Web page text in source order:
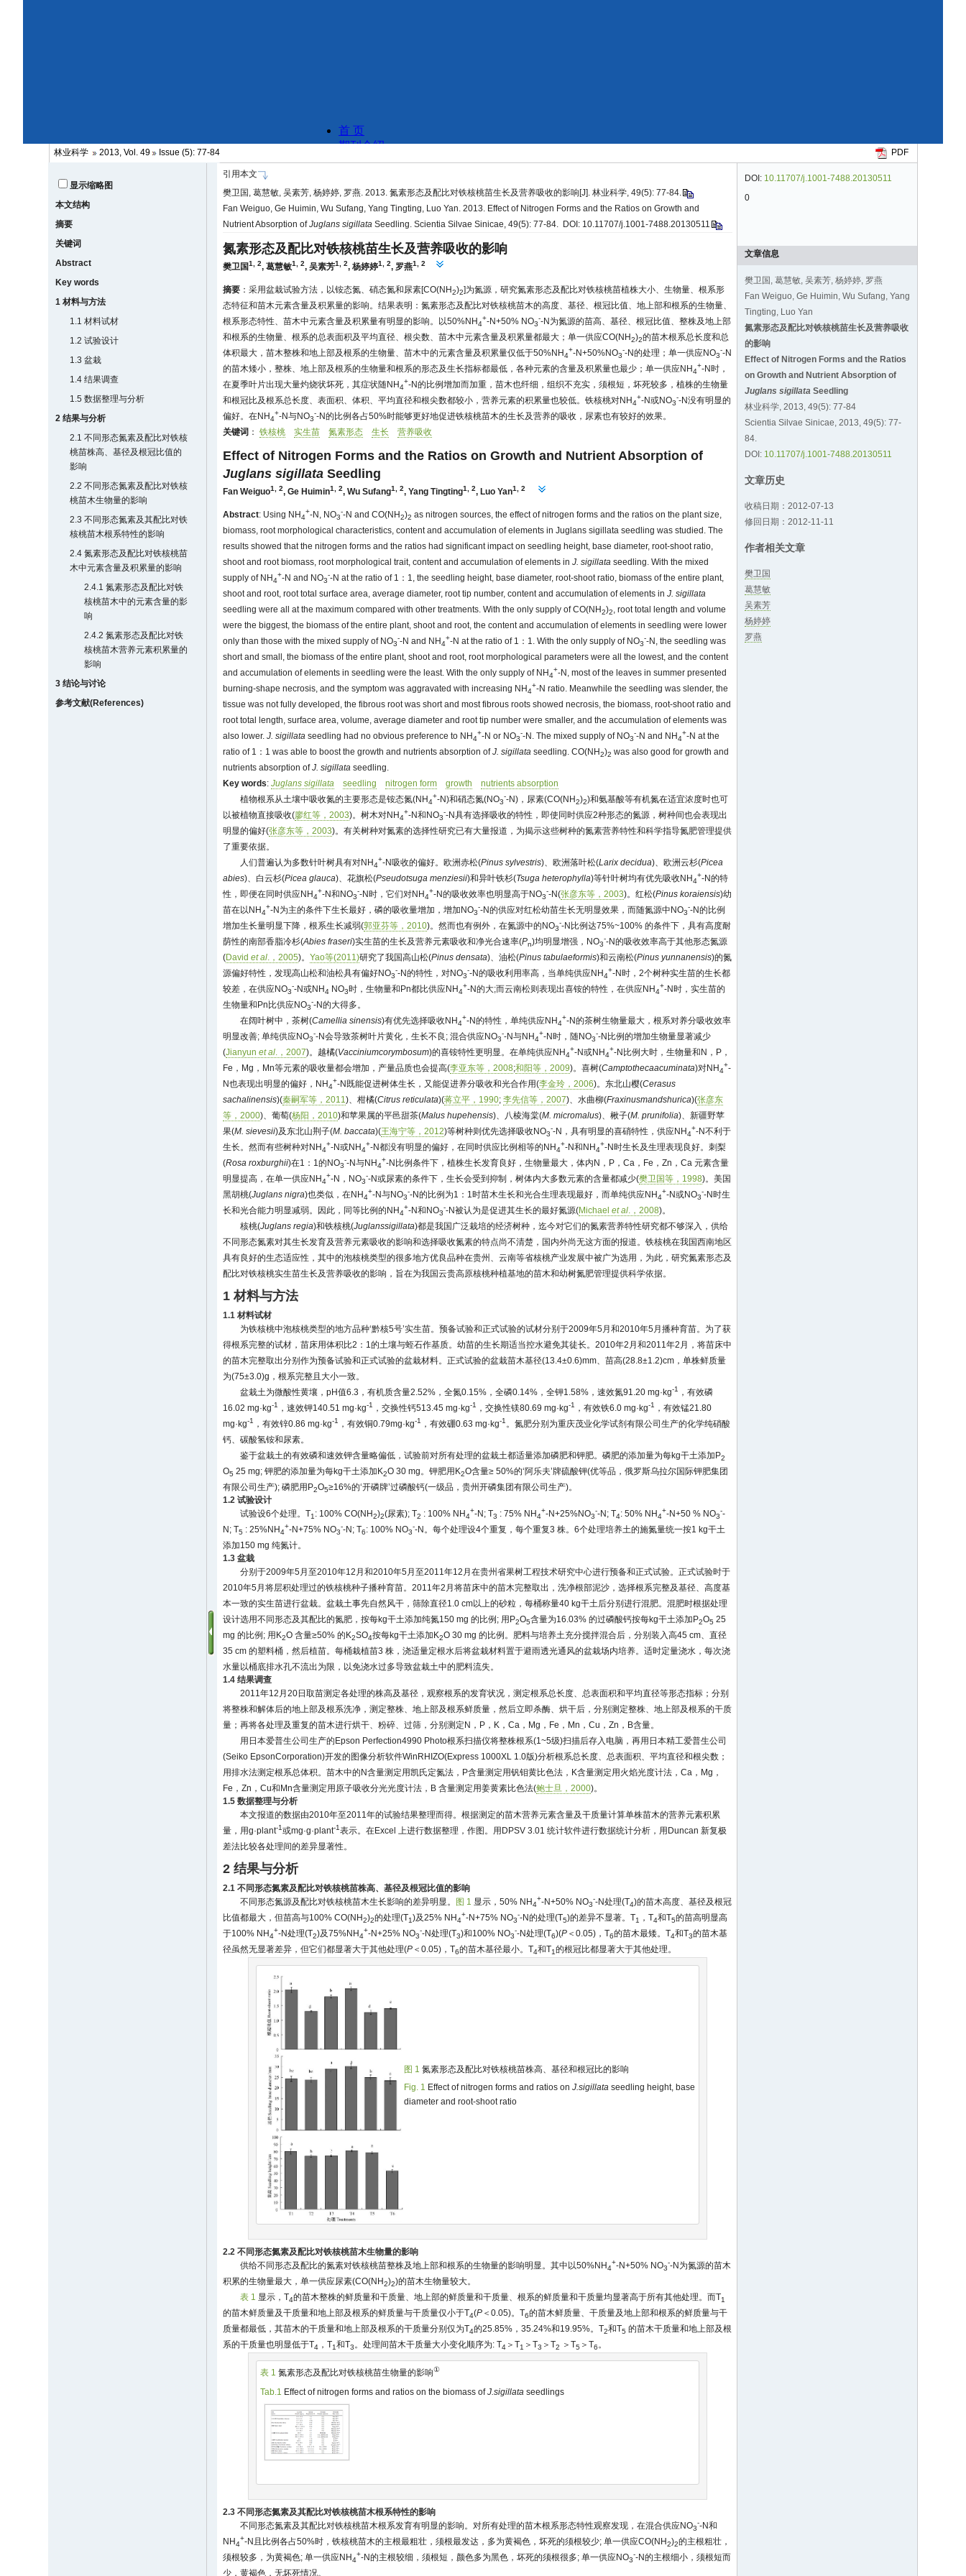
林业科学 2013, Vol. 49 Issue (5): 77-84 PDF
显示缩略图
本文结构
摘要
关键词
Abstract
Key words
1 材料与方法
1.1 材料试材
1.2 试验设计
1.3 盆栽
1.4 结果调查
1.5 数据整理与分析
2 结果与分析
2.1 不同形态氮素及配比对铁核
桃苗株高、基径及根冠比值的
影响
2.2 不同形态氮素及配比对铁核
桃苗木生物量的影响
2.3 不同形态氮素及其配比对铁
核桃苗木根系特性的影响
2.4 氮素形态及配比对铁核桃苗
木中元素含量及积累量的影响
2.4.1 氮素形态及配比对铁
核桃苗木中的元素含量的影
响
2.4.2 氮素形态及配比对铁
核桃苗木营养元素积累量的
影响
3 结论与讨论
参考文献(References)
DOI: 10.11707/j.1001-7488.20130511
0
文章信息
樊卫国, 葛慧敏, 吴素芳, 杨婷婷, 罗燕
Fan Weiguo, Ge Huimin, Wu Sufang, Yang
Tingting, Luo Yan
氮素形态及配比对铁核桃苗生长及营养吸收
的影响
Effect of Nitrogen Forms and the Ratios
on Growth and Nutrient Absorption of
Juglans sigillataSeedling
林业科学, 2013, 49(5): 77-84
Scientia Silvae Sinicae, 2013, 49(5): 77-
84.
DOI: 10.11707/j.1001-7488.20130511
文章历史
收稿日期：2012-07-13
修回日期：2012-11-11
作者相关文章
樊卫国
葛慧敏
吴素芳
杨婷婷
罗燕
引用本文
樊卫国, 葛慧敏, 吴素芳, 杨婷婷, 罗燕. 2013. 氮素形态及配比对铁核桃苗生长及营养吸收的影响[J]. 林业科学, 49(5): 77-84.
Fan Weiguo, Ge Huimin, Wu Sufang, Yang Tingting, Luo Yan. 2013. Effect of Nitrogen Forms and the Ratios on Growth and
Nutrient Absorption ofJuglans sigillata Seedling. Scientia Silvae Sinicae, 49(5): 77-84. DOI: 10.11707/j.1001-7488.20130511
氮素形态及配比对铁核桃苗生长及营养吸收的影响
樊卫国1, 2,葛慧敏1, 2,吴素芳1, 2,杨婷婷1, 2, 罗燕1, 2
摘要 ：采用盆栽试验方法，以铵态氮、硝态氮和尿素[CO(NH2)2]为氮源，研究氮素形态及配比对铁核桃苗植株大小、生物量、根系形
态特征和苗木元素含量及积累量的影响。结果表明：氮素形态及配比对铁核桃苗木的高度、基径、根冠比值、地上部和根系的生物量、
根系形态特性、苗木中元素含量及积累量有明显的影响。以50%NH 4
+-N+50% NO3
--N为氮源的苗高、基径、根冠比值、整株及地上部
和根系的生物量、根系的总表面积及平均直径、根尖数、苗木中元素含量及积累量都最大；单一供应CO(NH2)2的苗木根系总长度和总
体积最大，苗木整株和地上部及根系的生物量、苗木中的元素含量及积累量仅低于50%NH 4
+-N+50%NO3
--N的处理；单一供应NO3
--N
的苗木矮小，整株、地上部及根系的生物量和根系的形态及生长指标都最低，各种元素的含量及积累量也最少；单一供应NH 4
+-N时，
在夏季叶片出现大量灼烧状坏死，其症状随NH 4
+-N的比例增加而加重，苗木也纤细，组织不充实，须根短，坏死较多，植株的生物量
和根冠比及根系总长度、表面积、体积、平均直径和根尖数都较小，营养元素的积累量也较低。铁核桃对NH 4
+-N或NO3
--N没有明显的
偏好。在NH 4
+-N与NO3
--N的比例各占50%时能够更好地促进铁核桃苗木的生长及营养的吸收，尿素也有较好的效果。
关键词 ：铁核桃 实生苗 氮素形态 生长 营养吸收
Effect of Nitrogen Forms and the Ratios on Growth and Nutrient Absorption of
Juglans sigillata Seedling
Fan Weiguo1, 2,Ge Huimin1, 2,Wu Sufang1, 2,Yang Tingting1, 2, Luo Yan1, 2
Abstract: Using NH 4
+-N, NO3
--N and CO(NH2)2 as nitrogen sources, the effect of nitrogen forms and the ratios on the plant size,
biomass, root morphological characteristics, content and accumulation of elements in Juglans sigillata seedling was studied. The
results showed that the nitrogen forms and the ratios had significant impact on seedling height, base diameter, root-shoot ratio,
shoot and root biomass, root morphological trait, content and accumulation of elements inJ. sigillata seedling. With the mixed
supply of NH 4
+-N and NO3
--N at the ratio of 1：1, the seedling height, base diameter, root-shoot ratio, biomass of the entire plant,
shoot and root, root total surface area, average diameter, root tip number, content and accumulation of elements inJ. sigillata
seedling were all at the maximum compared with other treatments. With the only supply of CO(NH2)2, root total length and volume
were the biggest, the biomass of the entire plant, shoot and root, the content and accumulation of elements in seedling were lower
only than those with the mixed supply of NO3
--N and NH 4
+-N at the ratio of 1：1. With the only supply of NO3
--N, the seedling was
short and small, the biomass of the entire plant, shoot and root, root morphological parameters were all the lowest, and the content
and accumulation of elements in seedling were the least. With the only supply of NH 4
+-N, most of the leaves in summer presented
burning-shape necrosis, and the symptom was aggravated with increasing NH 4
+-N ratio. Meanwhile the seedling was slender, the
tissue was not fully developed, the fibrous root was short and most fibrous roots showed necrosis, the biomass, root-shoot ratio and
root total length, surface area, volume, average diameter and root tip number were smaller, and the accumulation of elements was
also lower.J. sigillata seedling had no obvious preference to NH 4
+-N or NO3
--N. The mixed supply of NO3
--N and NH 4
+-N at the
ratio of 1：1 was able to boost the growth and nutrients absorption ofJ. sigillata seedling. CO(NH2)2 was also good for growth and
nutrients absorption ofJ. sigillata seedling.
Key words:Juglans sigillata seedling nitrogen form growth
nutrients absorption
植物根系从土壤中吸收氮的主要形态是铵态氮(NH 4
+-N)和硝态氮(NO3
--N)，尿素(CO(NH2)2)和氨基酸等有机氮在适宜浓度时也可
以被植物直接吸收(廖红等，2003)。树木对NH 4
+-N和NO3
--N具有选择吸收的特性，即使同时供应2种形态的氮源，树种间也会表现出
明显的偏好(张彦东等，2003)。有关树种对氮素的选择性研究已有大量报道，为揭示这些树种的氮素营养特性和科学指导氮肥管理提供
了重要依据。
人们普遍认为多数针叶树具有对NH 4
+-N吸收的偏好。欧洲赤松(Pinus sylvestris)、欧洲落叶松(Larix decidua)、欧洲云杉(Picea
abies)、白云杉(Picea glauca)、花旗松(Pseudotsuga menziesii)和异叶铁杉(Tsuga heterophylla)等针叶树均有优先吸收NH 4
+-N的特
性，即便在同时供应NH 4
+-N和NO3
--N时，它们对NH 4
+-N的吸收效率也明显高于NO3
--N(张彦东等，2003)。红松(Pinus koraiensis)幼
苗在以NH 4
+-N为主的条件下生长最好，磷的吸收量增加，增加NO3
--N的供应对红松幼苗生长无明显效果，而随氮源中NO3
--N的比例
增加生长量明显下降，根系生长减弱(郭亚芬等，2010)。然而也有例外，在氮源中的NO3
--N比例达75%~100% 的条件下，具有高度耐
荫性的南部香脂冷杉(Abies fraseri)实生苗的生长及营养元素吸收和净光合速率(Pn)均明显增强，NO3
--N的吸收效率高于其他形态氮源
(Davidet al.，2005)。Yao等(2011)研究了我国高山松(Pinus densata)、油松(Pinus tabulaeformis)和云南松(Pinus yunnanensis)的氮
源偏好特性，发现高山松和油松具有偏好NO3
--N的特性，对NO3
--N的吸收利用率高，当单纯供应NH 4
+-N时，2个树种实生苗的生长都
较差，在供应NO3
--N或NH 4 NO3时，生物量和Pn都比供应NH 4
+-N的大;而云南松则表现出喜铵的特性，在供应NH 4
+-N时，实生苗的
生物量和Pn比供应NO3
--N的大得多。
在阔叶树中，茶树(Camellia sinensis)有优先选择吸收NH 4
+-N的特性，单纯供应NH 4
+-N的茶树生物量最大，根系对养分吸收效率
明显改善; 单纯供应NO3
--N会导致茶树叶片黄化，生长不良; 混合供应NO3
--N与NH 4
+-N时，随NO3
--N比例的增加生物量显著减少
(Jianyunet al.，2007)。越橘(Vacciniumcorymbosum)的喜铵特性更明显。在单纯供应NH 4
+-N或NH 4
+-N比例大时，生物量和N，P，
Fe，Mg，Mn等元素的吸收量都会增加，产量品质也会提高(李亚东等，2008;和阳等，2009)。喜树(Camptothecaacuminata)对NH 4
+-
N也表现出明显的偏好，NH 4
+-N既能促进树体生长，又能促进养分吸收和光合作用(李金玲，2006)。东北山樱(Cerasus
sachalinensis)(秦嗣军等，2011)、柑橘(Citrus reticulata)(蒋立平，1990;李先信等，2007)、水曲柳(Fraxinusmandshurica)(张彦东
等，2000)、葡萄(杨阳，2010)和苹果属的平邑甜茶(Malus hupehensis)、八棱海棠(M. micromalus)、楸子(M. prunifolia)、新疆野苹
果(M. sievesii)及东北山荆子(M. baccata)(王海宁等，2012)等树种则优先选择吸收NO3
--N，具有明显的喜硝特性，供应NH 4
+-N不利于
生长。然而有些树种对NH 4
+-N或NH 4
+-N都没有明显的偏好，在同时供应比例相等的NH 4
+-N和NH 4
+-N时生长及生理表现良好。刺梨
(Rosa roxburghii)在1：1的NO3
--N与NH 4
+-N比例条件下，植株生长发育良好，生物量最大，体内N，P，Ca，Fe，Zn，Ca 元素含量
明显提高，在单一供应NH 4
+-N，NO3
--N或尿素的条件下，生长会受到抑制，树体内大多数元素的含量都减少(樊卫国等，1998)。美国
黑胡桃(Juglans nigra)也类似，在NH 4
+-N与NO3
--N的比例为1：1时苗木生长和光合生理表现最好，而单纯供应NH 4
+-N或NO3
--N时生
长和光合能力明显减弱。因此，同等比例的NH 4
+-N和NO3
--N被认为是促进其生长的最好氮源(Michaelet al.，2008)。
核桃(Juglans regia)和铁核桃(Juglanssigillata)都是我国广泛栽培的经济树种，迄今对它们的氮素营养特性研究都不够深入，供给
不同形态氮素对其生长发育及营养元素吸收的影响和选择吸收氮素的特点尚不清楚，国内外尚无这方面的报道。铁核桃在我国西南地区
具有良好的生态适应性，其中的泡核桃类型的很多地方优良品种在贵州、云南等省核桃产业发展中被广为选用，为此，研究氮素形态及
配比对铁核桃实生苗生长及营养吸收的影响，旨在为我国云贵高原核桃种植基地的苗木和幼树氮肥管理提供科学依据。
1 材料与方法
1.1 材料试材
为铁核桃中泡核桃类型的地方品种‘黔核5号’实生苗。预备试验和正式试验的试材分别于2009年5月和2010年5月播种育苗。为了获
得根系完整的试材，苗床用体积比2：1的土壤与蛭石作基质。幼苗的生长期适当控水避免其徒长。2010年2月和2011年2月，将苗床中
的苗木完整取出分别作为预备试验和正式试验的盆栽材料。正式试验的盆栽苗木基径(13.4±0.6)mm、苗高(28.8±1.2)cm，单株鲜质量
为(75±3.0)g，根系完整且大小一致。
盆栽土为微酸性黄壤，pH值6.3，有机质含量2.52%，全氮0.15%，全磷0.14%，全钾1.58%，速效氮91.20 mg·kg-1
，有效磷
16.02 mg·kg-1 ，速效钾140.51 mg·kg-1 ，交换性钙513.45 mg·kg-1 ，交换性镁80.69 mg·kg-1 ，有效铁6.0 mg·kg-1
，有效锰21.80
mg·kg-1 ，有效锌0.86 mg·kg-1 ，有效铜0.79mg·kg-1 ，有效硼0.63 mg·kg-1 。氮肥分别为重庆茂业化学试剂有限公司生产的化学纯硝酸
钙、碳酸氢铵和尿素。
鉴于盆栽土的有效磷和速效钾含量略偏低，试验前对所有处理的盆栽土都适量添加磷肥和钾肥。磷肥的添加量为每kg干土添加P2
O5 25 mg; 钾肥的添加量为每kg干土添加K2O 30 mg。钾肥用K2O含量≥ 50%的‘阿乐夫’牌硫酸钾(优等品，俄罗斯乌拉尔国际钾肥集团
有限公司生产); 磷肥用P2O5≥16%的‘开磷牌’过磷酸钙(一级品，贵州开磷集团有限公司生产)。
1.2 试验设计
试验设6个处理。T1: 100% CO(NH2)2(尿素); T2 : 100% NH 4
+-N; T3 : 75% NH 4
+-N+25%NO3
--N; T4: 50% NH 4
+-N+50 % NO3
--
N; T5 : 25%NH 4
+-N+75% NO3
--N; T6: 100% NO3
--N。每个处理设4个重复，每个重复3 株。6个处理培养土的施氮量统一按1 kg干土
添加150 mg 纯氮计。
1.3 盆栽
分别于2009年5月至2010年12月和2010年5月至2011年12月在贵州省果树工程技术研究中心进行预备和正式试验。正式试验时于
2010年5月将层积处理过的铁核桃种子播种育苗。2011年2月将苗床中的苗木完整取出，洗净根部泥沙，选择根系完整及基径、高度基
本一致的实生苗进行盆栽。盆栽土事先自然风干，筛除直径1.0 cm以上的砂粒，每桶称量40 kg干土后分别进行混肥。混肥时根据处理
设计选用不同形态及其配比的氮肥，按每kg干土添加纯氮150 mg 的比例; 用P2O5含量为16.03% 的过磷酸钙按每kg干土添加P2O5 25
mg 的比例; 用K2O 含量≥50% 的K2SO4按每kg干土添加K2O 30 mg 的比例。肥料与培养土充分搅拌混合后，分别装入高45 cm、直径
35 cm 的塑料桶，然后植苗。每桶栽植苗3 株，浇适量定根水后将盆栽材料置于避雨透光通风的盆栽场内培养。适时定量浇水，每次浇
水量以桶底排水孔不流出为限，以免浇水过多导致盆栽土中的肥料流失。
1.4 结果调查
2011年12月20日取苗测定各处理的株高及基径，观察根系的发育状况，测定根系总长度、总表面积和平均直径等形态指标；分别
将整株和解体后的地上部及根系洗净，测定整株、地上部及根系鲜质量，然后立即杀酶、烘干后，分别测定整株、地上部及根系的干质
量；再将各处理及重复的苗木进行烘干、粉碎、过筛，分别测定N，P，K，Ca，Mg，Fe，Mn，Cu，Zn，B含量。
用日本爱普生公司生产的Epson Perfection4990 Photo根系扫描仪将整株根系(1~5级)扫描后存入电脑，再用日本精工爱普生公司
(Seiko EpsonCorporation)开发的图像分析软件WinRHIZO(Express 1000XL 1.0版)分析根系总长度、总表面积、平均直径和根尖数；
用排水法测定根系总体积。苗木中的N含量测定用凯氏定氮法，P含量测定用钒钼黄比色法，K含量测定用火焰光度计法，Ca，Mg，
Fe，Zn，Cu和Mn含量测定用原子吸收分光光度计法，B 含量测定用姜黄素比色法(鲍士旦，2000)。
1.5 数据整理与分析
本文报道的数据由2010年至2011年的试验结果整理而得。根据测定的苗木营养元素含量及干质量计算单株苗木的营养元素积累
量，用g·plant-1或mg·g·plant-1 表示。在Excel 上进行数据整理，作图。用DPSV 3.01 统计软件进行数据统计分析，用Duncan 新复极
差法比较各处理间的差异显著性。
2 结果与分析
2.1 不同形态氮素及配比对铁核桃苗株高、基径及根冠比值的影响
不同形态氮源及配比对铁核桃苗木生长影响的差异明显。
图 1 显示，50% NH 4
+-N+50% NO3
--N处理(T4)的苗木高度、基径及根冠
比值都最大，但苗高与100% CO(NH2)2的处理(T1)及25% NH 4
+-N+75% NO3
--N的处理(T5)的差异不显著。T1 ，T4和T5的苗高明显高
于100% NH 4
+-N处理(T2)及75%NH 4
+-N+25% NO3
--N处理(T3)和100% NO3
--N处理(T6)(P ＜0.05)，T6的苗木最矮。T4和T3的苗木基
径虽然无显著差异，但它们都显著大于其他处理(P ＜0.05)，T6的苗木基径最小。T4和T1的根冠比都显著大于其他处理。
图 1 氮素形态及配比对铁核桃苗株高、基径和根冠比的影响
Fig. 1 Effect of nitrogen forms and ratios on J.sigillataseedling height, base
diameter and root-shoot ratio
2.2 不同形态氮素及配比对铁核桃苗木生物量的影响
供给不同形态及配比的氮素对铁核桃苗整株及地上部和根系的生物量的影响明显。其中以50%NH 4
+-N+50% NO3
--N为氮源的苗木
积累的生物量最大，单一供应尿素(CO(NH2)2)的苗木生物量较大。
表 1 显示，T4的苗木整株的鲜质量和干质量、地上部的鲜质量和干质量、根系的鲜质量和干质量均显著高于所有其他处理。而T1
的苗木鲜质量及干质量和地上部及根系的鲜质量与干质量仅小于T4(P ＜0.05)。T6的苗木鲜质量、干质量及地上部和根系的鲜质量与干
质量都最低，其苗木的干质量和地上部及根系的干质量分别仅为T4的25.85%，35.24%和19.95%。T2和T5 的苗木干质量和地上部及根
系的干质量也明显低于T4 ，T1和T3。处理间苗木干质量大小变化顺序为: T4 ＞T1 ＞T3 ＞T2 ＞T5 ＞T6。
表 1 氮素形态及配比对铁核桃苗生物量的影响①
Tab.1 Effect of nitrogen forms and ratios on the biomass ofJ.sigillataseedlings
2.3 不同形态氮素及其配比对铁核桃苗木根系特性的影响
不同形态氮素及其配比对铁核桃苗木根系发育有明显的影响。对所有处理的苗木根系形态特性观察发现，在混合供应NO3
--N和
NH 4
+-N且比例各占50%时，铁核桃苗木的主根最粗壮，须根最发达，多为黄褐色，坏死的须根较少; 单一供应CO(NH2)2的主根粗壮，
须根较多，为黄褐色; 单一供应NH 4
+-N的主根较细，须根短，颜色多为黑色，坏死的须根很多; 单一供应NO3
--N的主根细小，须根短而
少，黄褐色，无坏死情况。